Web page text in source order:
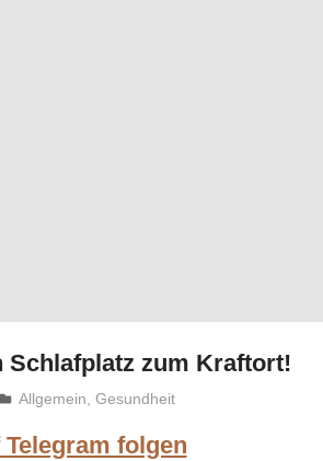
Schlafplatz zum Kraftort!
Niki Vogt
Allgemein,Gesundheit
Telegram folgen